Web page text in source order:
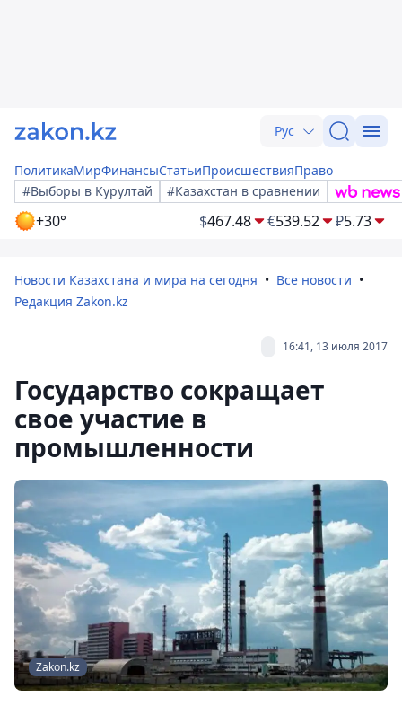
Рус
ПолитикаМирФинансыСтатьиПроисшествияПраво
#Выборы в Курултай
#Казахстан в сравнении
+30° $467.48 €539.52 ₽5.73
Новости Казахстана и мира на сегодня
Все новости
Редакция Zakon.kz
16:41, 13 июля 2017
Государство сокращает
свое участие в
промышленности
Zakon.kz